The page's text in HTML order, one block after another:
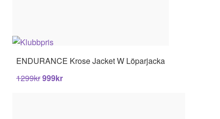
ENDURANCE Krose Jacket W Löparjacka
1299kr999kr